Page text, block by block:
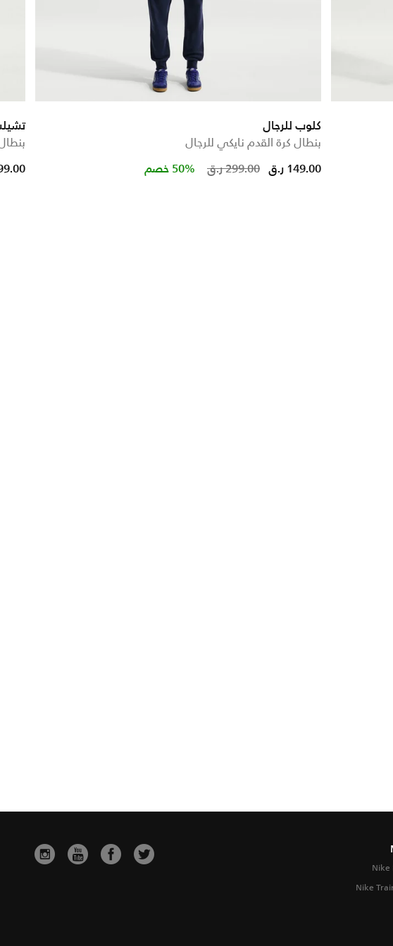
كلوب للرجال
بنطال كرة القدم نايكي للرجال
Price reduced from 299.00 ر.ق to
149.00 ر.ق 50% خصم